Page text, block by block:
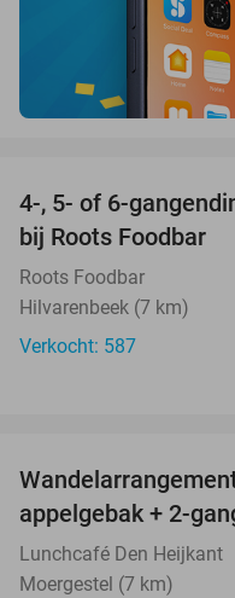
4-, 5- of 6-
bij Roots Foodbar
Roots Foodbar
Hilvarenbeek (7 km)
Verkocht: 587
appelgebak + 2-
Lunchcafé Den Heijkant
Moergestel (7 km)